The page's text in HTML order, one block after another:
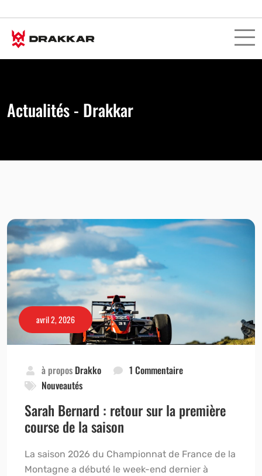
Actualités - Drakkar
avril 2, 2026
à propos Drakko
1 Commentaire
Nouveautés
Sarah Bernard : retour sur la première
course de la saison
La saison 2026 du Championnat de France de la
Montagne a débuté le week-end dernier à